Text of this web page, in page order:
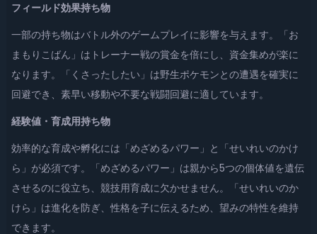
フィールド効果持ち物
一部の持ち物はバトル外のゲームプレイに影響を与えます。「お
まもりこばん」はトレーナー戦の賞金を倍にし、資金集めが楽に
なります。「くさったしたい」は野生ポケモンとの遭遇を確実に
回避でき、素早い移動や不要な戦闘回避に適しています。
経験値・育成用持ち物
効率的な育成や孵化には「めざめるパワー」と「せいれいのかけ
ら」が必須です。「めざめるパワー」は親から5つの個体値を遺伝
させるのに役立ち、競技用育成に欠かせません。「せいれいのか
けら」は進化を防ぎ、性格を子に伝えるため、望みの特性を維持
できます。